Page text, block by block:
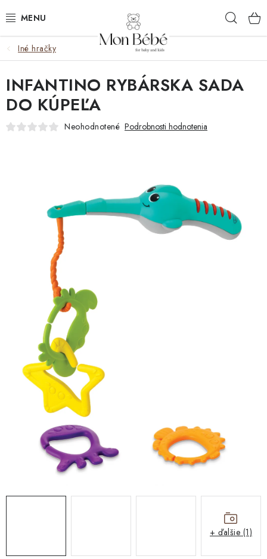
na
ZĽAVY
OBLEČENIE
VÝBAVA
DARČEKOVÉ BOXY
Všeobecné obchodné podmienky
Reklamačný poriadok
Podmienky ochrany osobných údajov a poučenie o cookies
Formulár na odstúpenie od zmluvy
Moja objednávka
Iné hračky
INFANTINO RYBÁRSKA SADA
DO KÚPEĽA
Neohodnotené Podrobnosti hodnotenia
+ ďalšie (1)